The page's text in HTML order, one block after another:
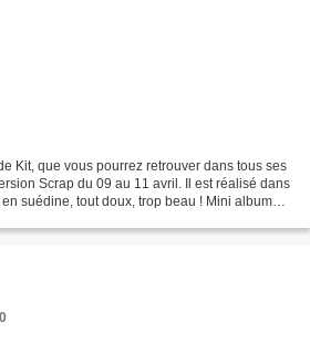
Kit, que vous pourrez retrouver dans tous ses
Scrap du 09 au 11 avril. Il est réalisé dans
suédine, tout doux, trop beau ! Mini album